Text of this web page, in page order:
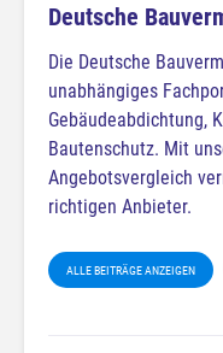
Deutsche
Die Deutsche
unabhängiges
Gebäudeabdichtung,
Bautenschutz. Mit
Angebotsvergleich
richtigen Anbieter.
ALLE BEITRÄGE ANZEIGEN